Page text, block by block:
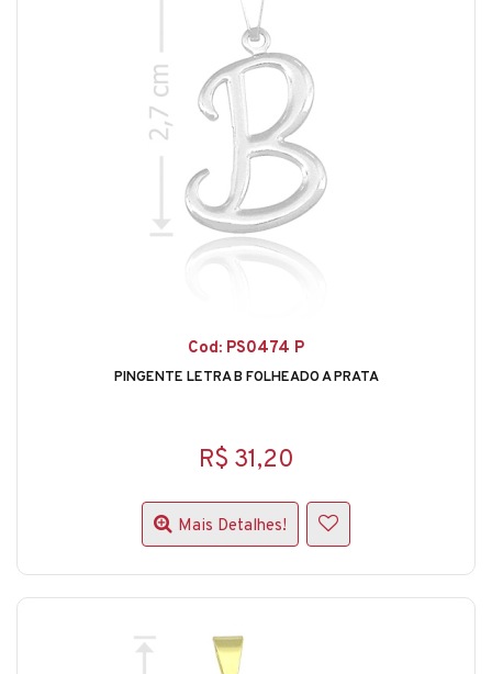
Cod: PS0474 P
PINGENTE LETRA B FOLHEADO A PRATA
R$ 31,20
Mais Detalhes!